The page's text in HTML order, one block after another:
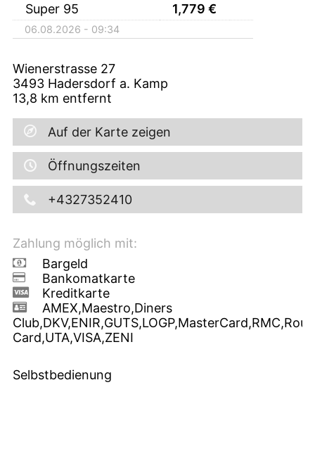
Super 95 1,779 €
06.08.2026 - 09:34
Wienerstrasse 27
3493 Hadersdorf a. Kamp
13,8 km entfernt
Auf der Karte zeigen
Öffnungszeiten
+4327352410
Zahlung möglich mit:
Bargeld
Bankomatkarte
Kreditkarte
AMEX,Maestro,Diners
Card,UTA,VISA,ZENI
Selbstbedienung